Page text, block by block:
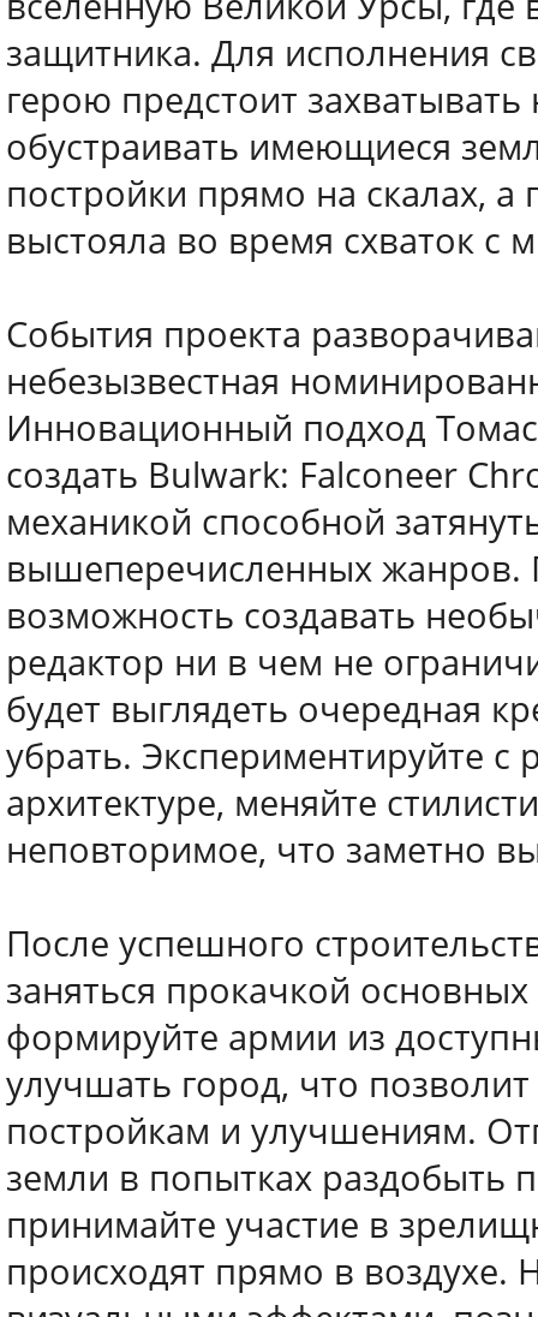
защитника. Для исполнения
герою предстоит
обустраивать имеющиеся
постройки прямо на скалах,
выстояла во время схваток
События проекта
небезызвестная
Инновационный подход
создать Bulwark: Falconeer
механикой способной
вышеперечисленных жанров.
возможность создавать
редактор ни в чем не
будет выглядеть очередная
убрать. Экспериментируйте
архитектуре, меняйте
неповторимое, что заметно
После успешного
заняться прокачкой
формируйте армии из
улучшать город, что
постройкам и улучшениям.
земли в попытках раздобыть
принимайте участие в
происходят прямо в воздухе.